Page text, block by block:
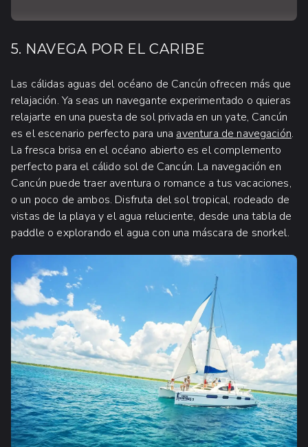
5. NAVEGA POR EL CARIBE
Las cálidas aguas del océano de Cancún ofrecen más que
relajación. Ya seas un navegante experimentado o quieras
relajarte en una puesta de sol privada en un yate, Cancún
es el escenario perfecto para una aventura de navegación.
La fresca brisa en el océano abierto es el complemento
perfecto para el cálido sol de Cancún. La navegación en
Cancún puede traer aventura o romance a tus vacaciones,
o un poco de ambos. Disfruta del sol tropical, rodeado de
vistas de la playa y el agua reluciente, desde una tabla de
paddle o explorando el agua con una máscara de snorkel.